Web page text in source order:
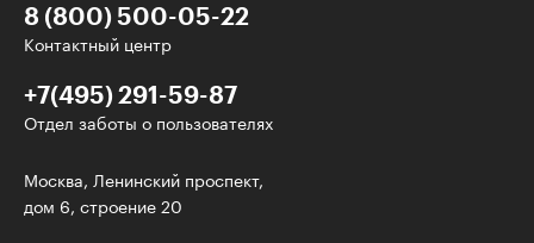
8 (800) 500-05-22
Контактный центр
+7(495) 291-59-87
Отдел заботы о пользователях
Москва, Ленинский проспект,
дом 6, строение 20
Интересное - на почту!
Выберите тему рассылки